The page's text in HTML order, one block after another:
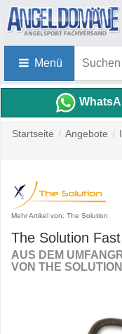
Menü
Startseite / Angebote /
Mehr Artikel von: The Solution
The Solution
AUS DEM
VON THE SOLUTION